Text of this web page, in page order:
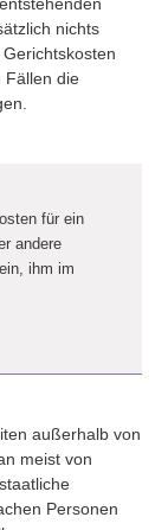
nichts
Fällen die
für ein
andere
ihm im
außerhalb von
meist von
Personen